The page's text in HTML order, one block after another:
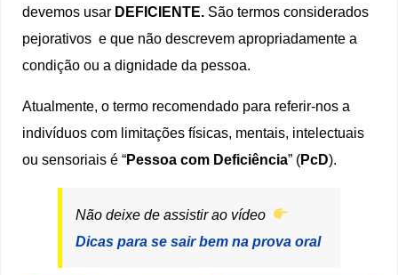
devemos usar DEFICIENTE. São termos considerados
pejorativos e que não descrevem apropriadamente a
condição ou a dignidade da pessoa.
Atualmente, o termo recomendado para referir-nos a
indivíduos com limitações físicas, mentais, intelectuais
ou sensoriais é “Pessoa com Deficiência” (PcD).
Não deixe de assistir ao vídeo
Dicas para se sair bem na prova oral